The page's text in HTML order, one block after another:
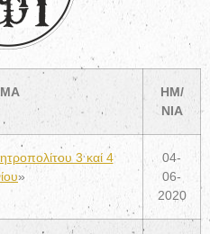
ΗΜ/
ΝΙΑ
3 καί 4
»
04-
06-
2020